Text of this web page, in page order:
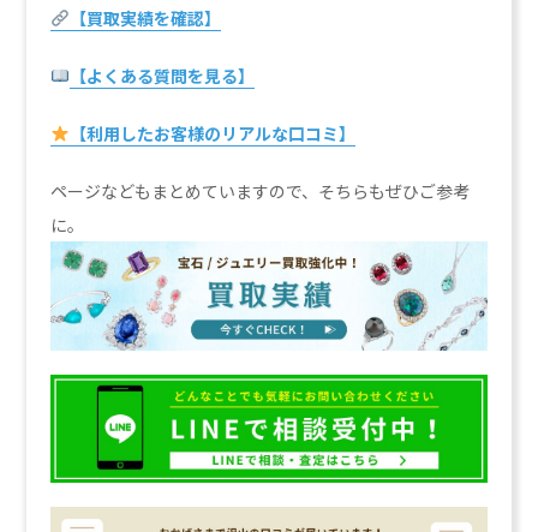
【買取実績を確認】
【よくある質問を見る】
【利用したお客様のリアルな口コミ】
ページなどもまとめていますので、そちらもぜひご参考
に。